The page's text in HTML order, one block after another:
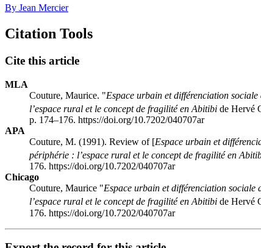
By Jean Mercier
Citation Tools
Cite this article
MLA
Couture, Maurice. "Espace urbain et différenciation
l’espace rural et le concept de fragilité en Abitibi de Hervé
p. 174–176. https://doi.org/10.7202/040707ar
APA
Couture, M. (1991). Review of [Espace urbain et
périphérie : l’espace rural et le concept de fragilité en
176. https://doi.org/10.7202/040707ar
Chicago
Couture, Maurice "Espace urbain et différenciation sociale
l’espace rural et le concept de fragilité en Abitibi de Hervé
176. https://doi.org/10.7202/040707ar